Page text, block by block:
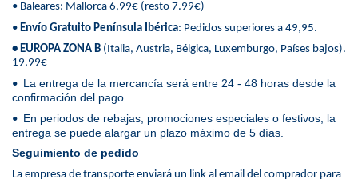
• Baleares: Mallorca 6,99€ (resto 7.99€)
• Envío Gratuito Península Ibérica: Pedidos superiores a 49,95.
• EUROPA ZONA B (Italia, Austria, Bélgica, Luxemburgo, Países bajos).
19,99€
• La entrega de la mercancía será entre 24 - 48 horas desde la
confirmación del pago.
• En periodos de rebajas, promociones especiales o festivos, la
entrega se puede alargar un plazo máximo de 5 días.
Seguimiento de pedido
La empresa de transporte enviará un link al email del comprador para